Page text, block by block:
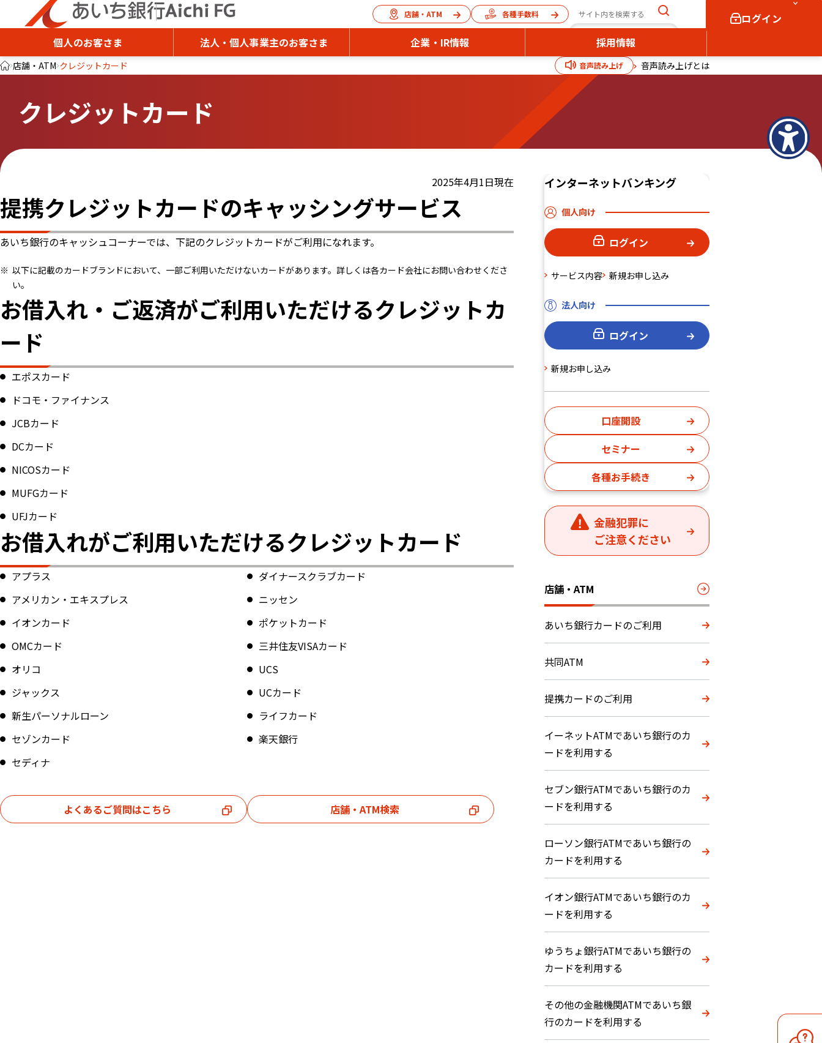
店舗・ATM 各種手数料 ログイン
個人向け
個人のお客さま 法人・個人事業主のお客さま 企業・IR情報 採用情報
店舗・ATM クレジットカード 音声読み上げ 音声読み上げとは
クレジットカード
2025年4月1日現在
提携クレジットカードのキャッシングサービス
あいち銀行のキャッシュコーナーでは、下記のクレジットカードがご利用になれます。
以下に記載のカードブランドにおいて、一部ご利用いただけないカードがあります。詳しくは各カード会社にお問い合わせくださ
い。
お借入れ・ご返済がご利用いただけるクレジットカ
ード
エポスカード
ドコモ・ファイナンス
JCBカード
DCカード
NICOSカード
MUFGカード
UFJカード
お借入れがご利用いただけるクレジットカード
アプラス
アメリカン・エキスプレス
イオンカード
OMCカード
オリコ
ジャックス
新生パーソナルローン
セゾンカード
セディナ
ダイナースクラブカード
ニッセン
ポケットカード
三井住友VISAカード
UCS
UCカード
ライフカード
楽天銀行
よくあるご質問はこちら 店舗・ATM検索
インターネットバンキング
個人向け
ログイン
サービス内容 新規お申し込み
法人向け
ログイン
新規お申し込み
口座開設
セミナー
各種お手続き
金融犯罪に
ご注意ください
店舗・ATM
あいち銀行カードのご利用
共同ATM
提携カードのご利用
イーネットATMであいち銀行のカ
ードを利用する
セブン銀行ATMであいち銀行のカ
ードを利用する
ローソン銀行ATMであいち銀行の
カードを利用する
イオン銀行ATMであいち銀行のカ
ードを利用する
ゆうちょ銀行ATMであいち銀行の
カードを利用する
その他の金融機関ATMであいち銀
行のカードを利用する